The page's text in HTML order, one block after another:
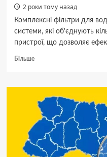
2 роки тому назад
Комплексні фільтри для
системи, які об'єднують
пристрої, що дозволяє
БільшеДокладніше
фільтри
очищення
води:
універсальне
рішення
для
вашого